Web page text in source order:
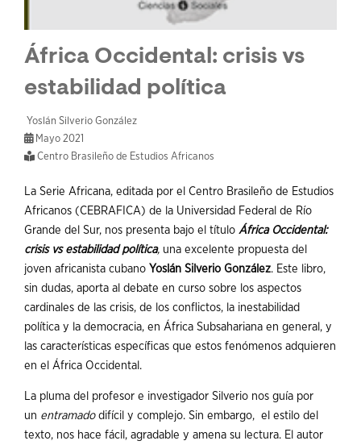
África Occidental: crisis vs
estabilidad política
Yoslán Silverio González
Mayo 2021
Centro Brasileño de Estudios Africanos
La Serie Africana, editada por el Centro Brasileño de Estudios
Africanos (CEBRAFICA) de la Universidad Federal de Río
Grande del Sur, nos presenta bajo el título África Occidental:
crisis vs estabilidad política, una excelente propuesta del
joven africanista cubano Yoslán Silverio González. Este libro,
sin dudas, aporta al debate en curso sobre los aspectos
cardinales de las crisis, de los conflictos, la inestabilidad
política y la democracia, en África Subsahariana en general, y
las características específicas que estos fenómenos adquieren
en el África Occidental.
La pluma del profesor e investigador Silverio nos guía por
un entramadodifícil y complejo. Sin embargo, el estilo del
texto, nos hace fácil, agradable y amena su lectura. El autor